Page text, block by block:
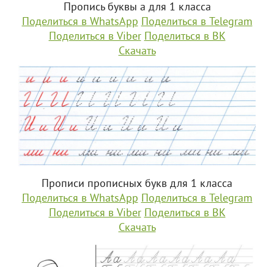
Пропись буквы а для 1 класса
Поделиться в WhatsApp Поделиться в Telegram
Поделиться в Viber Поделиться в ВК
Скачать
Прописи прописных букв для 1 класса
Поделиться в WhatsApp Поделиться в Telegram
Поделиться в Viber Поделиться в ВК
Скачать